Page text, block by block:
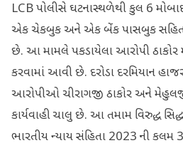
LCB પોલીસે ઘટનાસ્થળેથી કુલ 6
એક ચેકબુક અને એક બેંક પાસબુક સહિતનો
છે. આ મામલે પકડાયેલા આરોપી
કરવામાં આવી છે. દરોડા દરમિયાન
આરોપીઓ ચીરાગજી ઠાકોર અને
કાર્યવાહી ચાલુ છે. આ તમામ વિરુદ્ધ
ભારતીય ન્યાય સંહિતા 2023 ની